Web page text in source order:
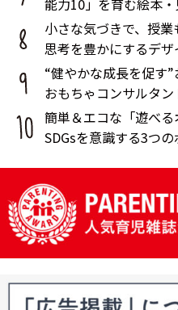
能力10」を育む絵本
小さな気づきで、授
思考を豊かにするデザ
“健やかな成長を促す
おもちゃコンサルタ
簡単＆エコな「遊べ
SDGsを意識する3つ